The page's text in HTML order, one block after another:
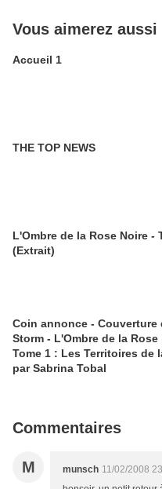
Vous aimerez aussi
Accueil 1
THE TOP NEWS
L'Ombre de la Rose Noire -
(Extrait)
Coin annonce - Couverture
Storm - L'Ombre de la Rose
Tome 1 : Les Territoires de
par Sabrina Tobal
Commentaires
M munsch 11/02/2008